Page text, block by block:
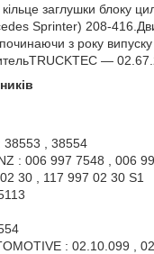
заглушки блоку
Sprinter) 208-
з року
—
38553 , 38554
: 006 997 7548 , 006
30 , 117 997 02 30 S1
: 02.10.099 ,